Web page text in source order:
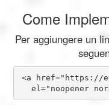
Come
Per aggiungere un
<a href="https://
el="noopener